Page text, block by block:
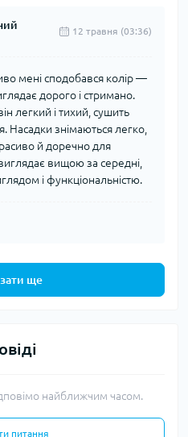
12 травня (03:36)
мені сподобався колір —
дорого і стримано.
легкий і тихий, сушить
Насадки знімаються легко,
й доречно для
вищою за середні,
і функціональністю.
ще
найближчим часом.
питання